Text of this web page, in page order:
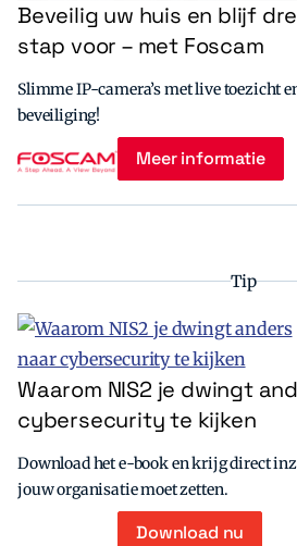
Beveilig uw huis en blijf
stap voor – met Foscam
Slimme IP-camera’s met live toezicht
beveiliging!
Meer informatie
Tip
Waarom NIS2 je dwingt
cybersecurity te kijken
Download het e-book en krijg direct
jouw organisatie moet zetten.
Download nu